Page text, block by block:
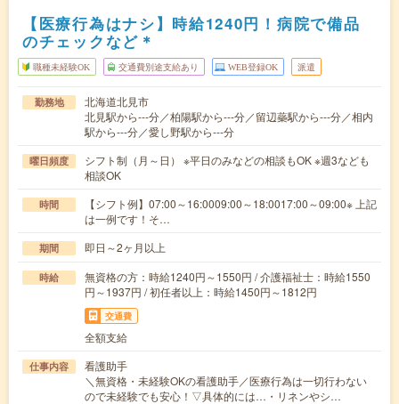
【医療行為はナシ】時給1240円！病院で備品
のチェックなど＊
職種未経験OK 交通費別途支給あり WEB登録OK 派遣
勤務地
北海道北見市
北見駅から---分／柏陽駅から---分／留辺蘂駅から---分／相内
駅から---分／愛し野駅から---分
曜日頻度
シフト制（月～日） ※平日のみなどの相談もOK ※週3なども
相談OK
時間
【シフト例】07:00～16:0009:00～18:0017:00～09:00※ 上記
は一例です！そ…
期間 即日～2ヶ月以上
時給
無資格の方：時給1240円～1550円 / 介護福祉士：時給1550
円～1937円 / 初任者以上：時給1450円～1812円
交通費
全額支給
仕事内容
看護助手
＼無資格・未経験OKの看護助手／医療行為は一切行わない
ので未経験でも安心！▽具体的には…・リネンやシ…